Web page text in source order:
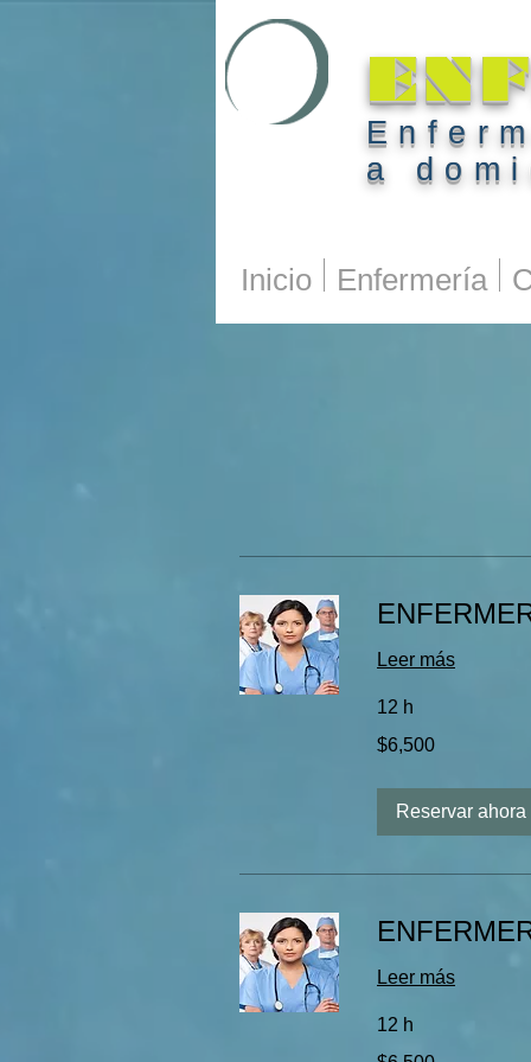
a
Inicio Enfermería
Leer más
12 h
pesos
$6,500
Reservar ahora
Leer más
12 h